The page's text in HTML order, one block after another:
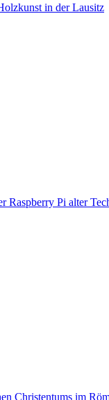
in der Lausitz
Raspberry Pi alter
Christentums im